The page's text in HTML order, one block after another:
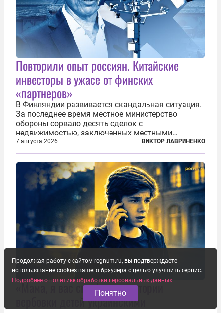
Повторили опыт россиян. Китайские
инвесторы в ужасе от финских
«партнеров»
В Финляндии развивается скандальная ситуация.
За последнее время местное министерство
обороны сорвало десять сделок с
недвижимостью, заключенных местными
фирмами с китайским капиталом. Чиновники
заявили, что они могли заключаться с целью
создания в Финляндии шпионской сети, чтобы
следить за...
7 августа 2026 ВИКТОР ЛАВРИНЕНКО
«Мама, я вас спас!»: три истории
вербовки детей украинскими
Продолжая работу с сайтом regnum.ru, вы подтверждаете
использование cookies вашего браузера с целью улучшить сервис.
Подробнее о политике обработки персональных данных
Понятно